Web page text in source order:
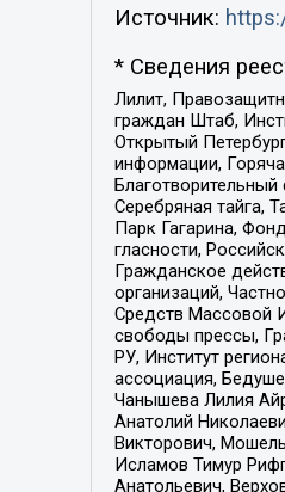
Источник:
* Сведения
Лилит,
граждан Штаб,
Открытый
информации,
Серебряная тайга,
Парк Гагарина,
гласности,
Гражданское
организаций,
Средств Массовой
свободы прессы,
РУ, Институт
ассоциация,
Чанышева Лилия
Анатолий
Викторович,
Исламов Тимур
Анатольевич,